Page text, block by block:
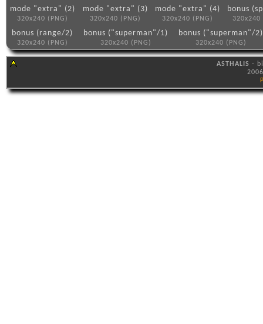
mode "extra" (2)
320x240 (PNG)
mode "extra" (3)
320x240 (PNG)
mode "extra" (4)
320x240 (PNG)
bonus
320x240
bonus (range/2)
320x240 (PNG)
bonus ("superman"/1)
320x240 (PNG)
bonus ("superman"/2)
320x240 (PNG)
ASTHALIS -